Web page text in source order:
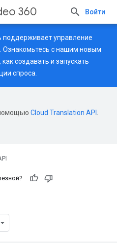
360 Войти
поддерживает управление
Ознакомьтесь с нашим новым
создавать и запускать
спроса.
Cloud Translation API